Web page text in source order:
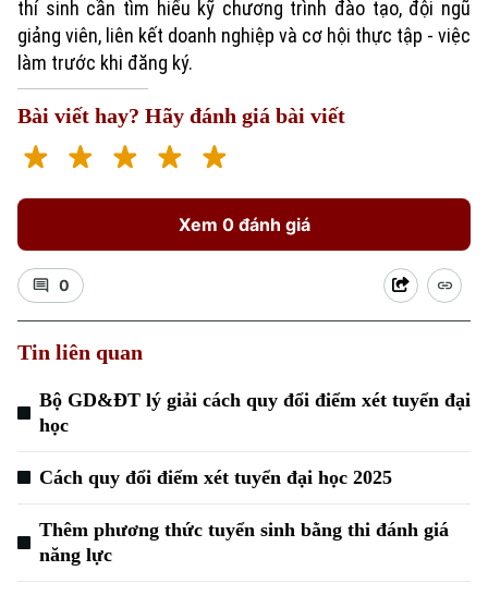
thí sinh cần tìm hiểu kỹ chương trình đào tạo, đội ngũ
giảng viên, liên kết doanh nghiệp và cơ hội thực tập - việc
làm trước khi đăng ký.
Bài viết hay? Hãy đánh giá bài viết
Xem 0 đánh giá
0
Tin liên quan
Bộ GD&ĐT lý giải cách quy đổi điểm xét tuyển đại
học
Cách quy đổi điểm xét tuyển đại học 2025
Thêm phương thức tuyển sinh bằng thi đánh giá
năng lực